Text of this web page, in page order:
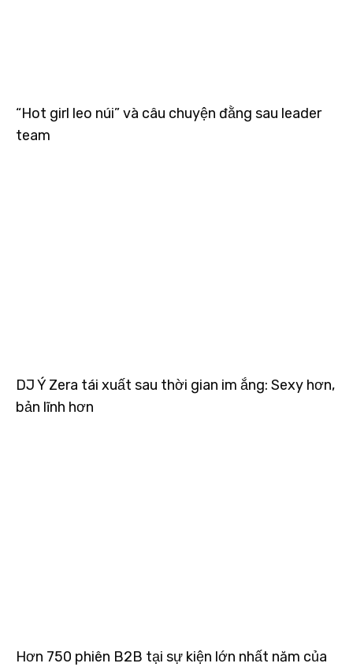
“Hot girl leo núi” và câu chuyện đằng sau leader
team
DJ Ý Zera tái xuất sau thời gian im ắng: Sexy hơn,
bản lĩnh hơn
Hơn 750 phiên B2B tại sự kiện lớn nhất năm của